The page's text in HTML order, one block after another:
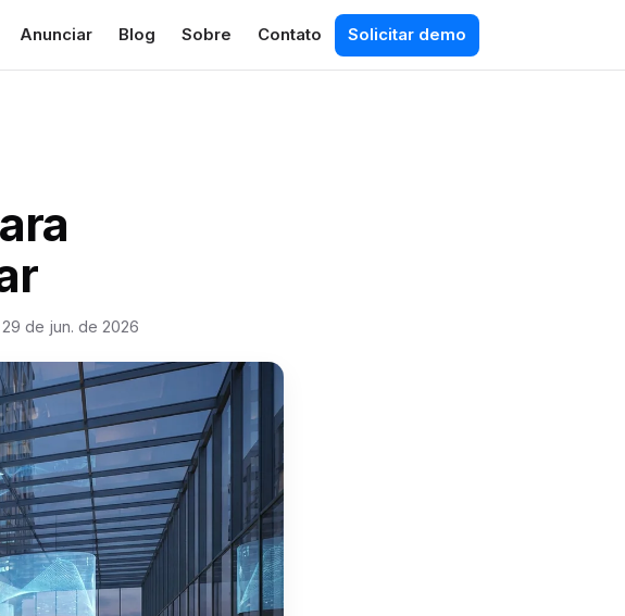
Anunciar Blog Sobre Contato Solicitar demo
29 de jun. de 2026